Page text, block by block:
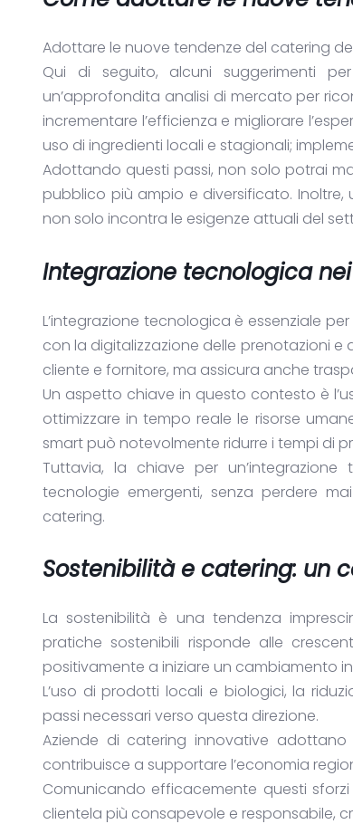
Adottare le nuove tendenze del catering
Qui di seguito, alcuni suggerimenti
un’approfondita analisi di mercato per
incrementare l’efficienza e migliorare
uso di ingredienti locali e stagionali;
Adottando questi passi, non solo potrai
pubblico più ampio e diversificato.
non solo incontra le esigenze attuali del
Integrazione tecnologica
L’integrazione tecnologica è essenziale
con la digitalizzazione delle prenotazioni
cliente e fornitore, ma assicura anche
Un aspetto chiave in questo contesto è
ottimizzare in tempo reale le risorse
smart può notevolmente ridurre i tempi di
Tuttavia, la chiave per
tecnologie emergenti, senza perdere
catering.
Sostenibilità e catering: un
La sostenibilità è una tendenza
pratiche sostenibili risponde alle
positivamente a iniziare un cambiamento
L’uso di prodotti locali e biologici, la
passi necessari verso questa direzione.
Aziende di catering innovative
contribuisce a supportare l’economia
Comunicando efficacemente questi
clientela più consapevole e responsabile,